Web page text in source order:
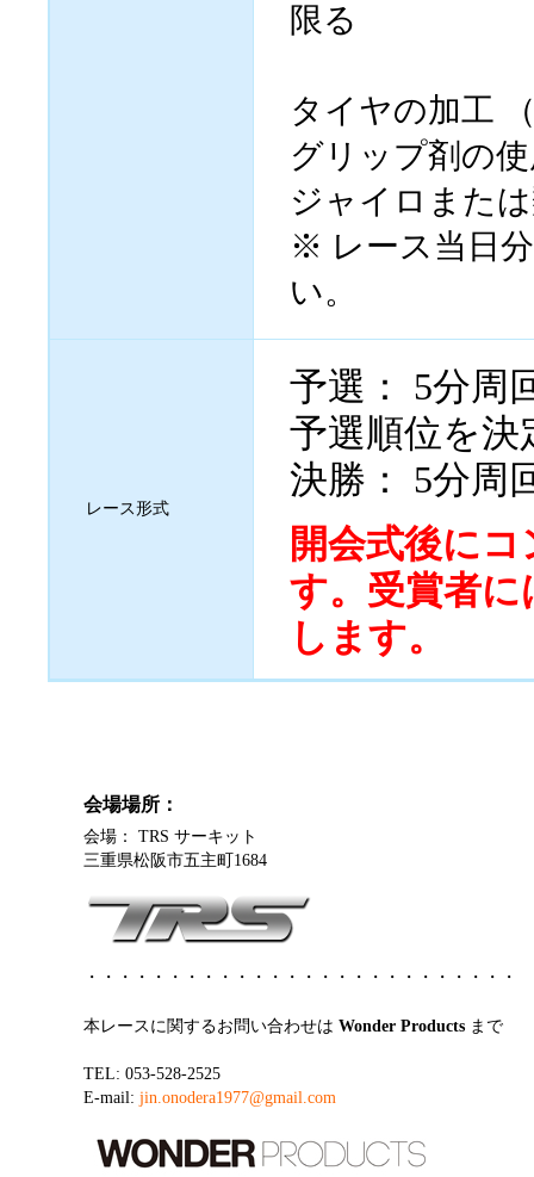
限る
タイヤの加工
グリップ剤の
ジャイロまた
※ レース当日
い。
レース形式
予選： 5分周
予選順位を決
決勝： 5分周
開会式後に
す。受賞者に
します。
会場場所：
会場： TRS サーキット
三重県松阪市五主町1684
・・・・・・・・・・・・・・・・・・・・・・・・・・
本レースに関するお問い合わせは Wonder Products まで
TEL: 053-528-2525
E-mail: jin.onodera1977@gmail.com